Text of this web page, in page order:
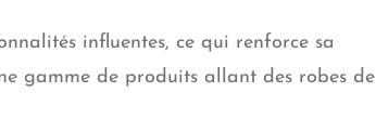
influentes, ce qui renforce sa
gamme de produits allant des robes de